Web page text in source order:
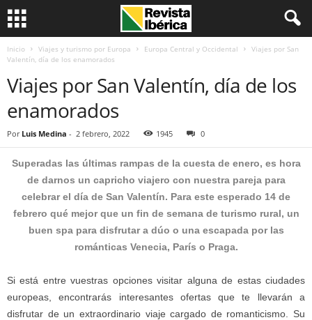
Inicio Viajes y turismo por Europa Europa Central y Occidental
Viajes por San
Valentín, día de los enamorados
Viajes por San Valentín, día de los
enamorados
Por Luis Medina - 2 febrero, 2022 1945 0
Superadas las últimas rampas de la cuesta de enero, es hora
de darnos un capricho viajero con nuestra pareja para
celebrar el día de San Valentín. Para este esperado 14 de
febrero qué mejor que un fin de semana de turismo rural, un
buen spa para disfrutar a dúo o una escapada por las
románticas Venecia, París o Praga.
Si está entre vuestras opciones visitar alguna de estas ciudades
europeas, encontrarás interesantes ofertas que te llevarán a
disfrutar de un extraordinario viaje cargado de romanticismo. Su